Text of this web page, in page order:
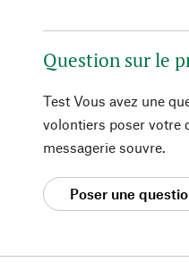
Question sur le
Test Vous avez une
volontiers poser votre
messagerie souvre.
Poser une